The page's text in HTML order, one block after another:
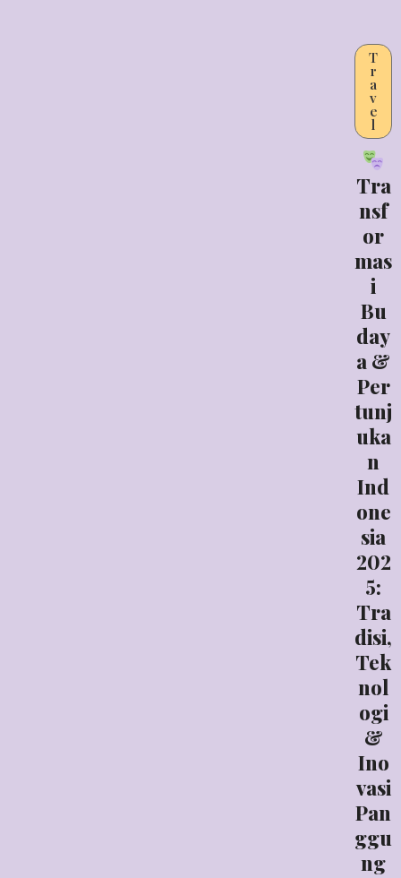
T
r
a
v
e
l
Tra
nsf
or
mas
i
Bu
day
a &
Per
tunj
uka
n
Ind
one
sia
202
5:
Tra
disi,
Tek
nol
ogi
&
Ino
vasi
Pan
ggu
ng